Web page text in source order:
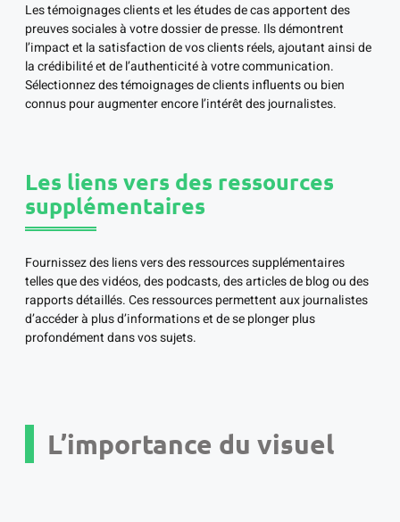
Les témoignages clients et les études de cas apportent des
preuves sociales à votre dossier de presse. Ils démontrent
l’impact et la satisfaction de vos clients réels, ajoutant ainsi de
la crédibilité et de l’authenticité à votre communication.
Sélectionnez des témoignages de clients influents ou bien
connus pour augmenter encore l’intérêt des journalistes.
Les liens vers des ressources
supplémentaires
Fournissez des liens vers des ressources supplémentaires
telles que des vidéos, des podcasts, des articles de blog ou des
rapports détaillés. Ces ressources permettent aux journalistes
d’accéder à plus d’informations et de se plonger plus
profondément dans vos sujets.
L’importance du visuel